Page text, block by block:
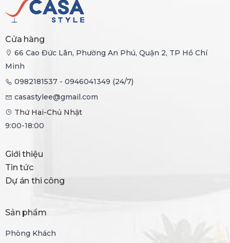
Cửa hàng
66 Cao Đức Lân, Phường An Phú, Quận 2, TP Hồ Chí
Minh
0982181537 - 0946041349 (24/7)
casastylee@gmail.com
Thứ Hai-Chủ Nhật
9:00-18:00
Giới thiệu
Tin tức
Dự án thi công
Sản phẩm
Phòng Khách